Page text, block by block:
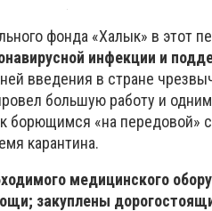
фонда «Халык» в этот
инфекции и
введения в стране
большую работу и
борющимся «на передовой»
карантина.
медицинского
закуплены